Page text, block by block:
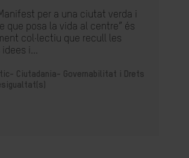
per a una ciutat verda i
que posa la vida al centre” és
col·lectiu que recull les
i...
Ciutadania- Governabilitat i Drets